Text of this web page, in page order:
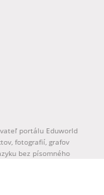
portálu Eduworld
fotografií, grafov
bez písomného